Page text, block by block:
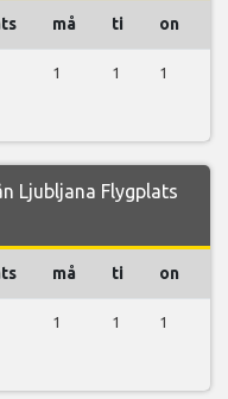
må ti on
1 1 1
Ljubljana Flygplats
må ti on
1 1 1